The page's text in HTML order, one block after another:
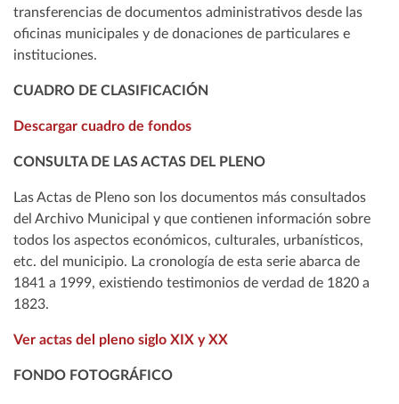
transferencias de documentos administrativos desde las
oficinas municipales y de donaciones de particulares e
instituciones.
CUADRO DE CLASIFICACIÓN
Descargar cuadro de fondos
CONSULTA DE LAS ACTAS DEL PLENO
Las Actas de Pleno son los documentos más consultados
del Archivo Municipal y que contienen información sobre
todos los aspectos económicos, culturales, urbanísticos,
etc. del municipio. La cronología de esta serie abarca de
1841 a 1999, existiendo testimonios de verdad de 1820 a
1823.
Ver actas del pleno siglo XIX y XX
FONDO FOTOGRÁFICO